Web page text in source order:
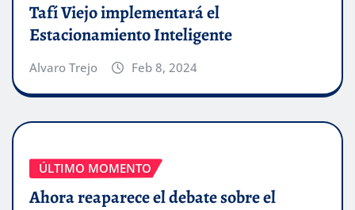
Tafí Viejo implementará el
Estacionamiento Inteligente
Alvaro Trejo Feb 8, 2024
ÚLTIMO MOMENTO
Ahora reaparece el debate sobre el